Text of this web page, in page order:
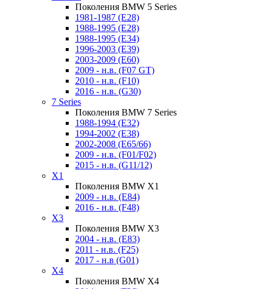
Поколения BMW 5 Series
1981-1987 (E28)
1988-1995 (E28)
1988-1995 (E34)
1996-2003 (E39)
2003-2009 (E60)
2009 - н.в. (F07 GT)
2010 - н.в. (F10)
2016 - н.в. (G30)
7 Series
Поколения BMW 7 Series
1988-1994 (E32)
1994-2002 (E38)
2002-2008 (E65/66)
2009 - н.в. (F01/F02)
2015 - н.в. (G11/12)
X1
Поколения BMW X1
2009 - н.в. (E84)
2016 - н.в. (F48)
X3
Поколения BMW X3
2004 - н.в. (E83)
2011 - н.в. (F25)
2017 - н.в (G01)
X4
Поколения BMW X4